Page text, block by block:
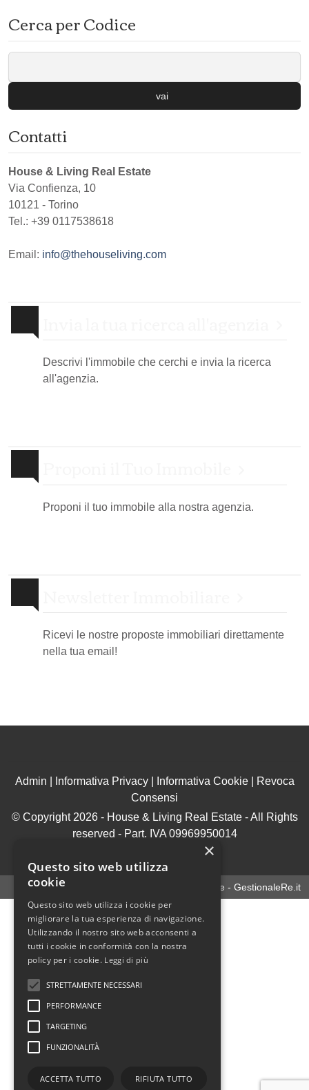
Cerca per Codice
vai
Contatti
House & Living Real Estate
Via Confienza, 10
10121 - Torino
Tel.: +39 0117538618
Email: info@thehouseliving.com
Descrivi l'immobile che cerchi e invia la ricerca
all'agenzia.
Proponi il tuo immobile alla nostra agenzia.
Ricevi le nostre proposte immobiliari direttamente
nella tua email!
Admin Informativa Privacy| Informativa Cookie|
Revoca
Consensi
© Copyright 2026 - House & Living Real Estate - All Rights
reserved - Part. IVA 09969950014
Software gestionale immobiliare - GestionaleRe.it
×
Questo sito web utilizza
cookie
Questo sito web utilizza i cookie per
migliorare la tua esperienza di navigazione.
Utilizzando il nostro sito web acconsenti a
tutti i cookie in conformità con la nostra
policy per i cookie. Leggi di più
STRETTAMENTE NECESSARI
PERFORMANCE
TARGETING
FUNZIONALITÀ
ACCETTA TUTTO RIFIUTA TUTTO